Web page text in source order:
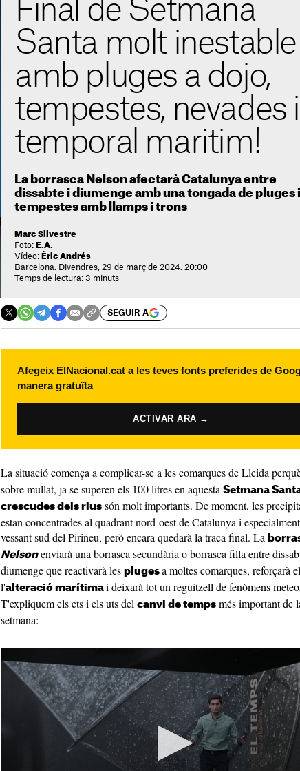
Final de Setmana
Santa molt inestable
amb pluges a dojo,
tempestes, nevades i
temporal maritim!
La borrasca Nelson afectarà Catalunya entre
dissabte i diumenge amb una tongada de pluges i
tempestes amb llamps i trons
Marc Silvestre
Foto: E.A.
Vídeo: Èric Andrés
Barcelona. Divendres, 29 de març de 2024. 20:00
Temps de lectura: 3 minuts
SEGUIR A
Afegeix ElNacional.cat a les teves fonts preferides de
manera gratuïta
ACTIVAR ARA →
La situació comença a complicar-se a les comarques de Lleida
sobre mullat, ja se superen els 100 litres en aquesta Setmana
crescudes dels rius són molt importants. De moment, les
estan concentrades al quadrant nord-oest de Catalunya i
vessant sud del Pirineu, però encara quedarà la traca final. La
Nelson enviarà una borrasca secundària o borrasca filla entre
diumenge que reactivarà les pluges a moltes comarques, reforçarà el
l'alteració marítima i deixarà tot un reguitzell de fenòmens
T'expliquem els ets i els uts del canvi de temps més important de
setmana: